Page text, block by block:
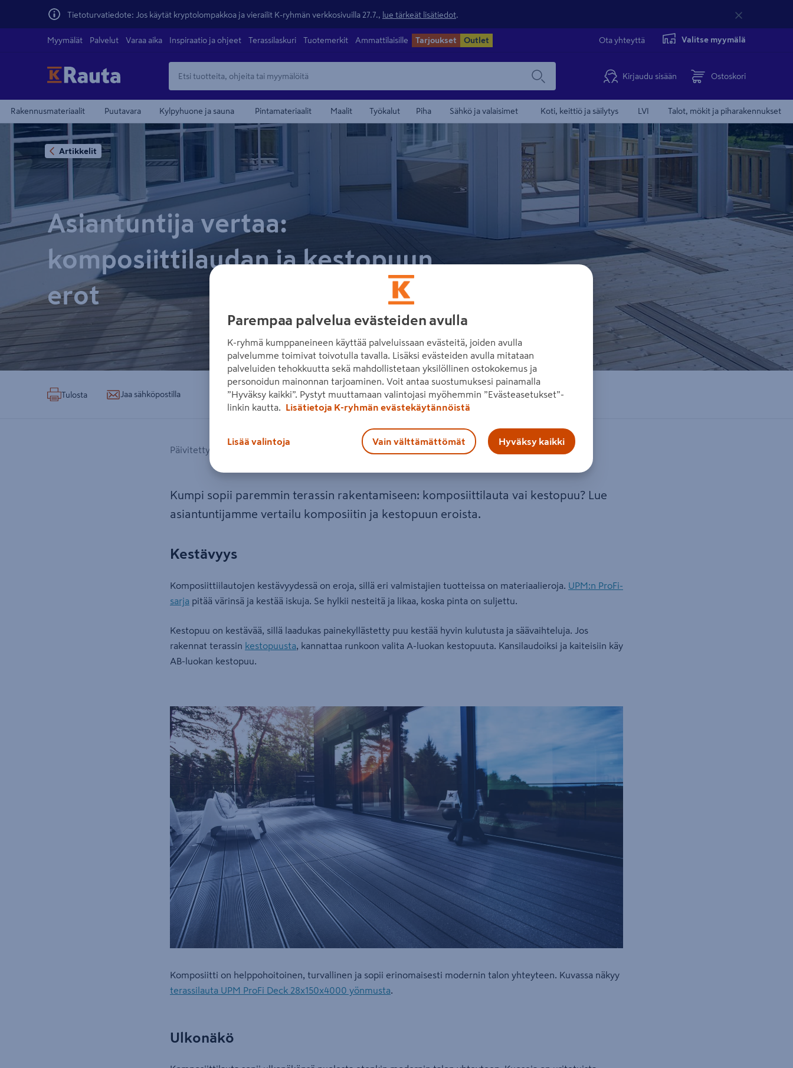
Tietoturvatiedote: Jos käytät kryptolompakkoa ja vierailit K-ryhmän verkkosivuilla 27.7., lue tärkeät lisätiedot
Myymälät Palvelut Varaa aika Inspiraatio ja ohjeet Terassilaskuri Tuotemerkit Ammattilaisille Tarjoukset Outlet Ota yhteyttä Valitse myymälä
Kirjaudu sisään Ostoskori
Rakennusmateriaalit Puutavara Kylpyhuone ja sauna Pintamateriaalit Maalit Työkalut Piha Sähkö ja valaisimet Koti, keittiö ja säilytys LVI Talot, mökit ja piharakennukset
Artikkelit
Asiantuntija vertaa:
komposiittilaudan ja kestopuun
erot
Tulosta Jaa sähköpostilla
Päivitetty 20.05.2022
Kumpi sopii paremmin terassin rakentamiseen: komposiittilauta vai kestopuu? Lue
asiantuntijamme vertailu komposiitin ja kestopuun eroista.
Kestävyys
Komposiittiilautojen kestävyydessä on eroja, sillä eri valmistajien tuotteissa on materiaalieroja. UPM:n ProFi-
sarja pitää värinsä ja kestää iskuja. Se hylkii nesteitä ja likaa, koska pinta on suljettu.
Kestopuu on kestävää, sillä laadukas painekyllästetty puu kestää hyvin kulutusta ja säävaihteluja. Jos
rakennat terassin kestopuusta , kannattaa runkoon valita A-luokan kestopuuta. Kansilaudoiksi ja kaiteisiin käy
AB-luokan kestopuu.
Komposiitti on helppohoitoinen, turvallinen ja sopii erinomaisesti modernin talon yhteyteen. Kuvassa näkyy
terassilauta UPM ProFi Deck 28x150x4000 yönmusta
Ulkonäkö
Parempaa palvelua evästeiden avulla
K-ryhmä kumppaneineen käyttää palveluissaan evästeitä, joiden avulla
palvelumme toimivat toivotulla tavalla. Lisäksi evästeiden avulla mitataan
palveluiden tehokkuutta sekä mahdollistetaan yksilöllinen ostokokemus ja
personoidun mainonnan tarjoaminen. Voit antaa suostumuksesi painamalla
”Hyväksy kaikki”. Pystyt muuttamaan valintojasi myöhemmin ”Evästeasetukset”-
linkin kautta.
Lisätietoja K-ryhmän evästekäytännöistä
Lisää valintoja Vain välttämättömät Hyväksy kaikki